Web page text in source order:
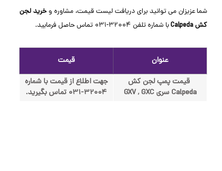
شما عزیزان می توانید برای دریافت لیست قیمت، مشاوره وخرید لجن
با شماره تلفن 32004-031 تماس حاصل فرمایید.
عنوان
قیمت
قیمت پمپ لجن کش
Calpeda سری GXV , GXC
جهت اطلاع از قیمت با شماره
32004-031 تماس بگیرید.